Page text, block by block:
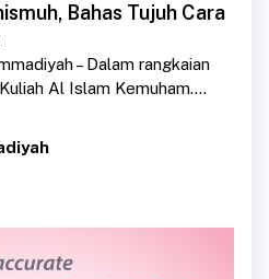
Bahas Tujuh Cara
– Dalam rangkaian
Al Islam Kemuham....